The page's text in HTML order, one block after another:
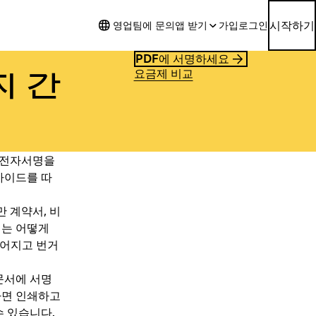
영업팀에 문의앱 받기 가입 로그인 시작하기
간
PDF에 서명하세요
요금제 비교
자서명을
이드를 따
계약서, 비
어떻게
지고 번거
에 서명
인쇄하고
있습니다.